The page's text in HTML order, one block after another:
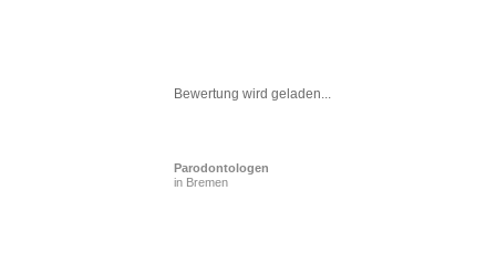
Bewertung wird geladen...
Parodontologen
in Bremen